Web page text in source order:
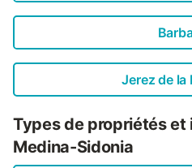
Jerez de la
Types de propriétés et
Medina-Sidonia